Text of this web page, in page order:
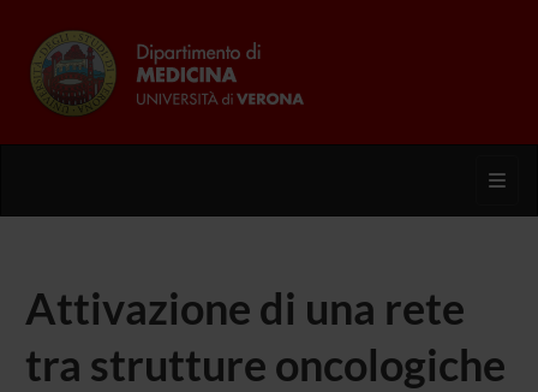
Attivazione di una rete
tra strutture oncologiche